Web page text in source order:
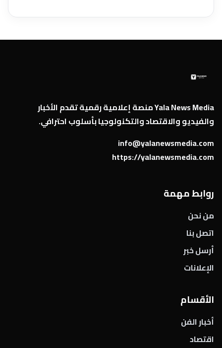
Yala News Media منصة إعلامية رقمية تقدم الأخبار
والفيديو والاقتصاد والتكنولوجيا بأسلوب احترافي.
info@yalanewsmedia.com
https://yalanewsmedia.com
روابط مهمة
من نحن
اتصل بنا
أرسل خبر
الإعلانات
الأقسام
أخبار الفن
اقتصاد